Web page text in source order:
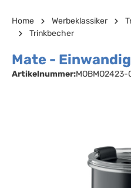
Home Werbeklassiker
Trinkbecher
Mate -
Artikelnummer:MOBMO2423-